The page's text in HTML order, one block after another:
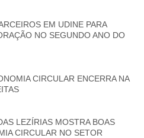
EM UDINE PARA
NO SEGUNDO ANO DO
CIRCULAR ENCERRA NA
LEZÍRIAS MOSTRA BOAS
CIRCULAR NO SETOR